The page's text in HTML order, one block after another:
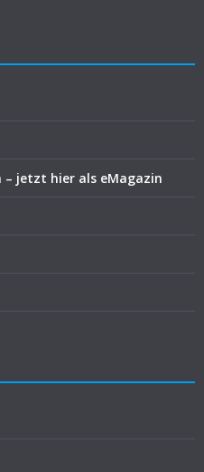
jetzt hier als eMagazin